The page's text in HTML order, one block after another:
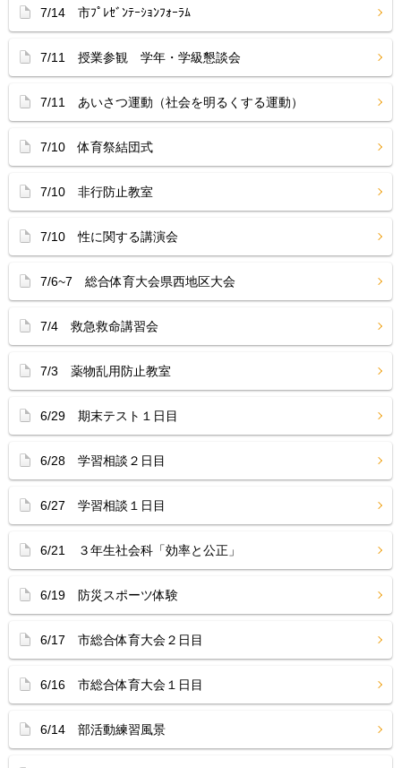
7/14 市ﾌﾟﾚｾﾞﾝﾃｰｼｮﾝﾌｫｰﾗﾑ
7/11 授業参観 学年・学級懇談会
7/11 あいさつ運動（社会を明るくする運動）
7/10 体育祭結団式
7/10 非行防止教室
7/10 性に関する講演会
7/6~7 総合体育大会県西地区大会
7/4 救急救命講習会
7/3 薬物乱用防止教室
6/29 期末テスト１日目
6/28 学習相談２日目
6/27 学習相談１日目
6/21 ３年生社会科「効率と公正」
6/19 防災スポーツ体験
6/17 市総合体育大会２日目
6/16 市総合体育大会１日目
6/14 部活動練習風景